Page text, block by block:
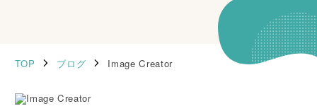
TOP ブログ Image Creator